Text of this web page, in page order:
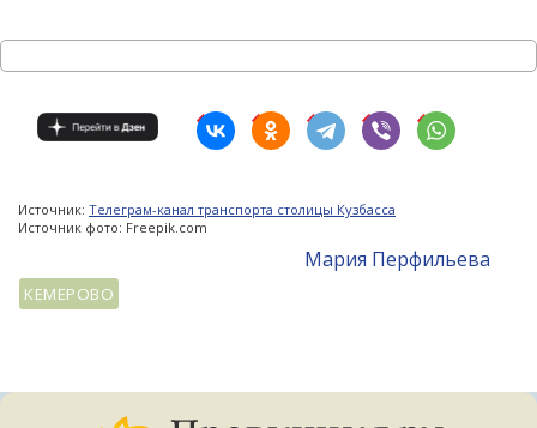
Источник: Телеграм-канал транспорта столицы Кузбасса
Источник фото: Freepik.com
Мария Перфильева
КЕМЕРОВО